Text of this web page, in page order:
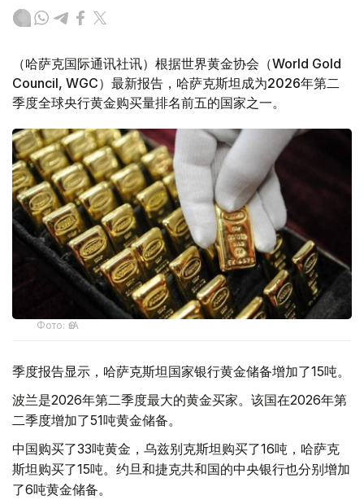
（哈萨克国际通讯社讯）根据世界黄金协会（World Gold
Council, WGC）最新报告，哈萨克斯坦成为2026年第二
季度全球央行黄金购买量排名前五的国家之一。
Фото: ӨзА
季度报告显示，哈萨克斯坦国家银行黄金储备增加了15吨。
波兰是2026年第二季度最大的黄金买家。该国在2026年第
二季度增加了51吨黄金储备。
中国购买了33吨黄金，乌兹别克斯坦购买了16吨，哈萨克
斯坦购买了15吨。约旦和捷克共和国的中央银行也分别增加
了6吨黄金储备。